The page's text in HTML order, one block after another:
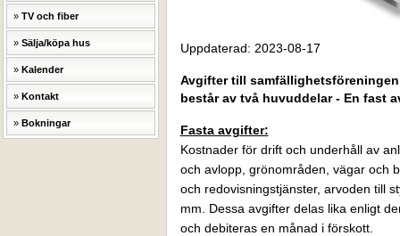
TV och fiber
Sälja/köpa hus
Kalender
Kontakt
Bokningar
Uppdaterad: 2023-08-17
Avgifter till
består av två huvuddelar - En fast
Fasta avgifter:
Kostnader för drift och underhåll av
och avlopp, grönområden, vägar och
och redovisningstjänster, arvoden till
mm. Dessa avgifter delas lika enligt
och debiteras en månad i förskott.